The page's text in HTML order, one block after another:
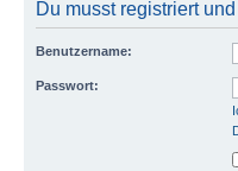
Du musst registriert
Benutzername:
Passwort: